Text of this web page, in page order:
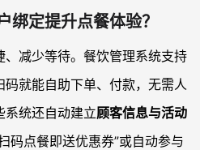
绑定提升点餐体验？
减少等待。餐饮管理系统支持
码就能自助下单、付款，无需人
系统还自动建立顾客信息与活动
码点餐即送优惠券”或自动参与